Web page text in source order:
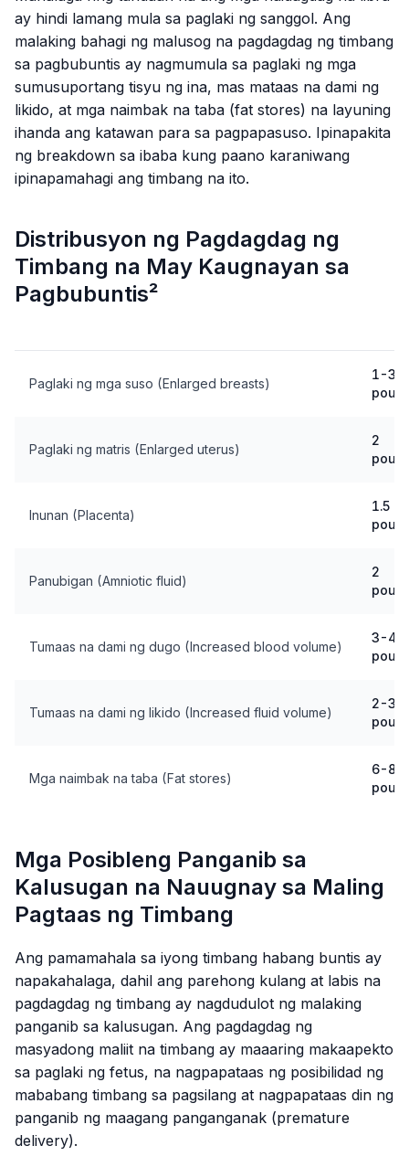
ay hindi lamang mula sa paglaki ng sanggol. Ang
malaking bahagi ng malusog na pagdagdag ng timbang
sa pagbubuntis ay nagmumula sa paglaki ng mga
sumusuportang tisyu ng ina, mas mataas na dami ng
likido, at mga naimbak na taba (fat stores) na layuning
ihanda ang katawan para sa pagpapasuso. Ipinapakita
ng breakdown sa ibaba kung paano karaniwang
ipinapamahagi ang timbang na ito.
Distribusyon ng Pagdagdag ng
Timbang na May Kaugnayan sa
Pagbubuntis²
Paglaki ng mga suso (Enlarged breasts)
1-3
Paglaki ng matris (Enlarged uterus)
2
Inunan (Placenta)
1.5
Panubigan (Amniotic fluid)
2
Tumaas na dami ng dugo (Increased blood volume)
3-4
Tumaas na dami ng likido (Increased fluid volume)
2-3
Mga naimbak na taba (Fat stores)
6-8
Mga Posibleng Panganib sa
Kalusugan na Nauugnay sa Maling
Pagtaas ng Timbang
Ang pamamahala sa iyong timbang habang buntis ay
napakahalaga, dahil ang parehong kulang at labis na
pagdagdag ng timbang ay nagdudulot ng malaking
panganib sa kalusugan. Ang pagdagdag ng
masyadong maliit na timbang ay maaaring makaapekto
sa paglaki ng fetus, na nagpapataas ng posibilidad ng
mababang timbang sa pagsilang at nagpapataas din ng
panganib ng maagang panganganak (premature
delivery).